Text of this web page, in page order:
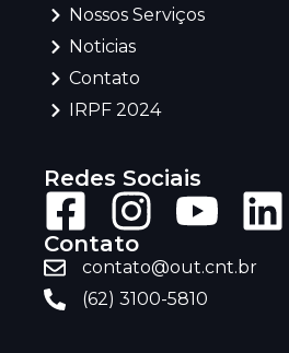
Nossos Serviços
Noticias
Contato
IRPF 2024
Redes Sociais
Contato
contato@out.cnt.br
(62) 3100-5810